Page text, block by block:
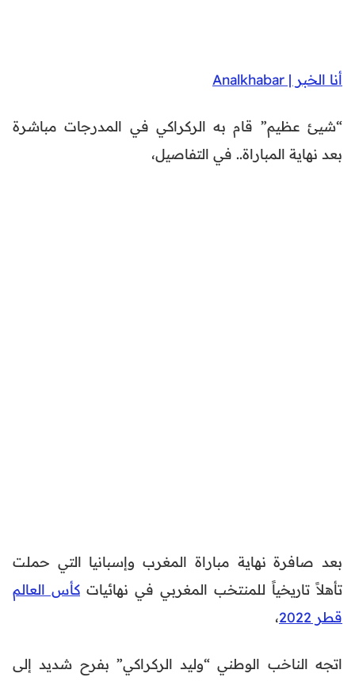
أنا الخبر | Analkhabar
“شيئ عظيم” قام به الركراكي في المدرجات مباشرة
بعد نهاية المباراة.. في التفاصيل،
بعد صافرة نهاية مباراة المغرب وإسبانيا التي حملت
تأهلاً تاريخياً للمنتخب المغربي في نهائيات كأس العالم
قطر 2022
،
اتجه الناخب الوطني “وليد الركراكي” بفرح شديد إلى